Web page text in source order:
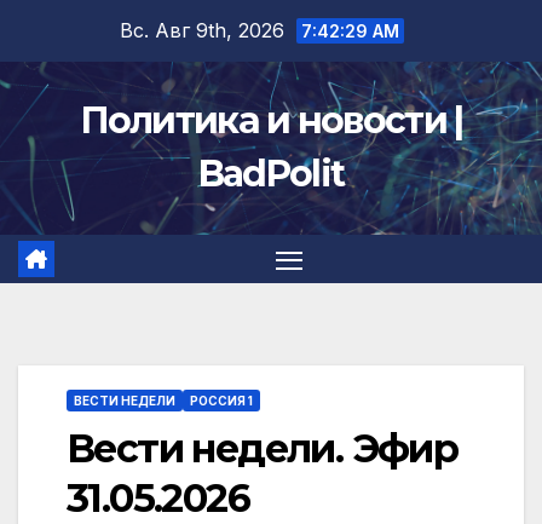
содержимому
Вс. Авг 9th, 2026 7:42:30 AM
Политика и новости |
BadPolit
ВЕСТИ НЕДЕЛИ РОССИЯ 1
Вести недели. Эфир
31.05.2026